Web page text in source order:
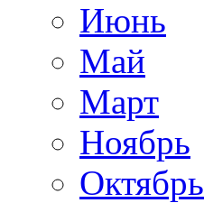
Июнь
Май
Март
Ноябрь
Октябрь